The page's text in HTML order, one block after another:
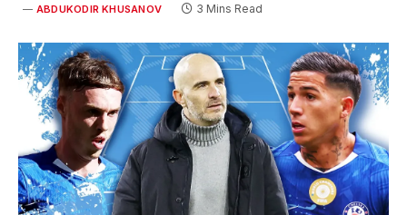
ABDUKODIR KHUSANOV 3 Mins Read